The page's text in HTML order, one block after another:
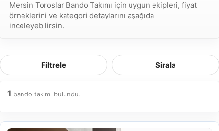
Mersin Toroslar Bando Takımı için uygun ekipleri, fiyat
örneklerini ve kategori detaylarını aşağıda
inceleyebilirsin.
Filtrele Sirala
1 bando takımı bulundu.